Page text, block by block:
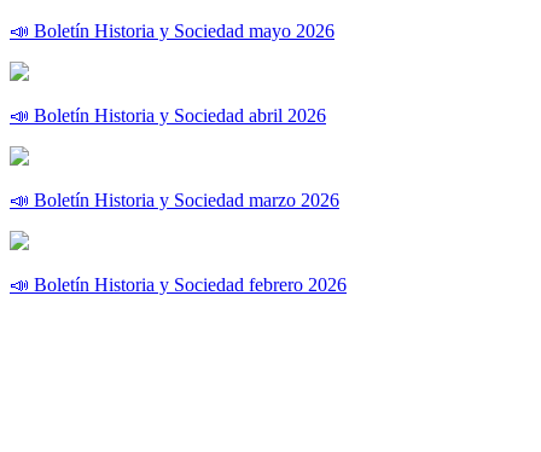
📣 Boletín Historia y Sociedad mayo 2026
📣 Boletín Historia y Sociedad abril 2026
📣 Boletín Historia y Sociedad marzo 2026
📣 Boletín Historia y Sociedad febrero 2026